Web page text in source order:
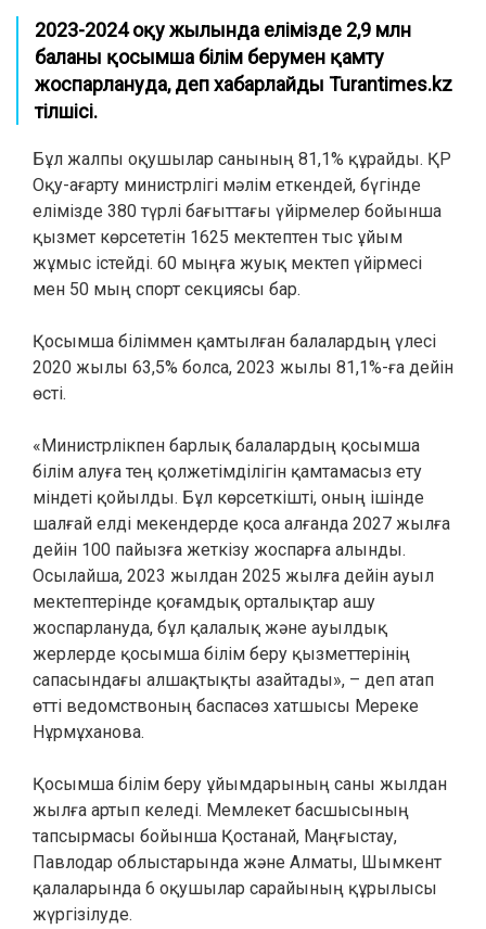
2023-2024 оқу жылында елімізде 2,9 млн
баланы қосымша білім берумен қамту
жоспарлануда, деп хабарлайды Turantimes.kz
тілшісі.
Бұл жалпы оқушылар санының 81,1% құрайды. ҚР
Оқу-ағарту министрлігі мәлім еткендей, бүгінде
елімізде 380 түрлі бағыттағы үйірмелер бойынша
қызмет көрсететін 1625 мектептен тыс ұйым
жұмыс істейді. 60 мыңға жуық мектеп үйірмесі
мен 50 мың спорт секциясы бар.
Қосымша біліммен қамтылған балалардың үлесі
2020 жылы 63,5% болса, 2023 жылы 81,1%-ға дейін
өсті.
«Министрлікпен барлық балалардың қосымша
білім алуға тең қолжетімділігін қамтамасыз ету
міндеті қойылды. Бұл көрсеткішті, оның ішінде
шалғай елді мекендерде қоса алғанда 2027 жылға
дейін 100 пайызға жеткізу жоспарға алынды.
Осылайша, 2023 жылдан 2025 жылға дейін ауыл
мектептерінде қоғамдық орталықтар ашу
жоспарлануда, бұл қалалық және ауылдық
жерлерде қосымша білім беру қызметтерінің
сапасындағы алшақтықты азайтады», – деп атап
өтті ведомствоның баспасөз хатшысы Мереке
Нұрмұханова.
Қосымша білім беру ұйымдарының саны жылдан
жылға артып келеді. Мемлекет басшысының
тапсырмасы бойынша Қостанай, Маңғыстау,
Павлодар облыстарында және Алматы, Шымкент
қалаларында 6 оқушылар сарайының құрылысы
жүргізілуде.